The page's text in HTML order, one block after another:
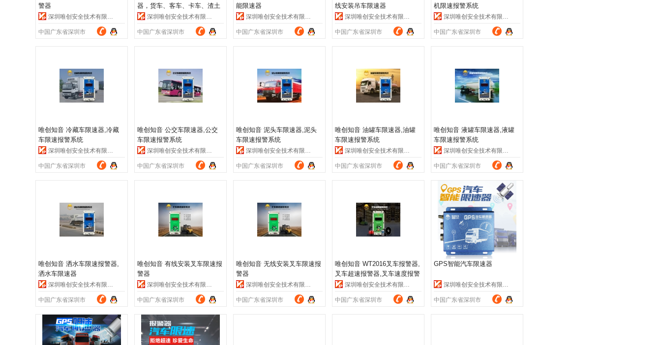
警器
深圳唯创安全技术有限公司
中国广东省深圳市
器，货车、客车、卡车、渣土
车、水泥搅拌车、出租车等
GPS监控行驶管理系统
深圳唯创安全技术有限公司
中国广东省深圳市
能限速器
深圳唯创安全技术有限公司
中国广东省深圳市
线安装吊车限速器
深圳唯创安全技术有限公司
中国广东省深圳市
机限速报警系统
深圳唯创安全技术有限公司
中国广东省深圳市
唯创知音 冷藏车限速器,冷藏
车限速报警系统
深圳唯创安全技术有限公司
中国广东省深圳市
唯创知音 公交车限速器,公交
车限速报警系统
深圳唯创安全技术有限公司
中国广东省深圳市
唯创知音 泥头车限速器,泥头
车限速报警系统
深圳唯创安全技术有限公司
中国广东省深圳市
唯创知音 油罐车限速器,油罐
车限速报警系统
深圳唯创安全技术有限公司
中国广东省深圳市
唯创知音 液罐车限速器,液罐
车限速报警系统
深圳唯创安全技术有限公司
中国广东省深圳市
唯创知音 洒水车限速报警器,
洒水车限速器
深圳唯创安全技术有限公司
中国广东省深圳市
唯创知音 有线安装叉车限速报
警器
深圳唯创安全技术有限公司
中国广东省深圳市
唯创知音 无线安装叉车限速报
警器
深圳唯创安全技术有限公司
中国广东省深圳市
唯创知音 WT2016叉车报警器,
叉车超速报警器,叉车速度报警
系统，叉车声光报警器，厂家
直销，价格实惠，可免费指导
安装.(另有LED屏速度实时显示
深圳唯创安全技术有限公司
中国广东省深圳市
GPS智能汽车限速器
深圳唯创安全技术有限公司
中国广东省深圳市